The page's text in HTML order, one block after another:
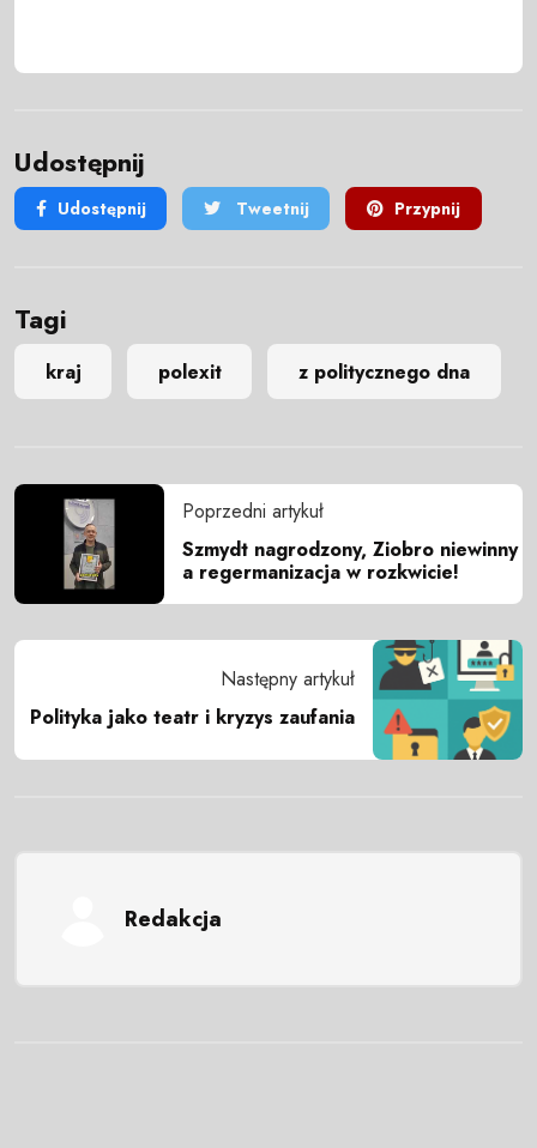
Udostępnij
Udostępnij Tweetnij Przypnij
Tagi
kraj polexit z politycznego dna
Poprzedni artykuł
Szmydt nagrodzony, Ziobro niewinny
a regermanizacja w rozkwicie!
Następny artykuł
Polityka jako teatr i kryzys zaufania
Redakcja